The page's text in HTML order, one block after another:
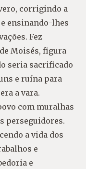
corrigindo a
ensinando-lhes
Fez
Moisés, figura
seria sacrificado
e ruína para
a vara.
com muralhas
perseguidores.
a vida dos
e
e